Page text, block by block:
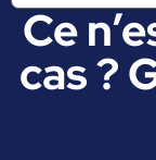
Ce
cas ?